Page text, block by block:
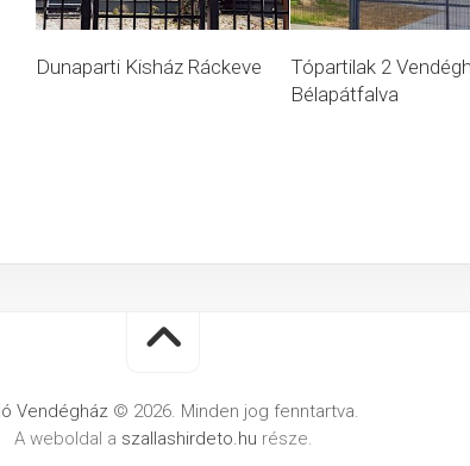
Dunaparti Kisház Ráckeve
Tópartilak 2
Bélapátfalva
Vendégház © 2026. Minden jog fenntartva.
A weboldal a szallashirdeto.hu része.